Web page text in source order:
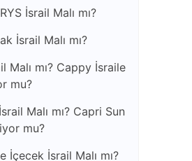
İsrail Malı mı?
İsrail Malı mı?
Malı mı? Cappy İsraile
mu?
Malı mı? Capri Sun
mu?
İçecek İsrail Malı mı?